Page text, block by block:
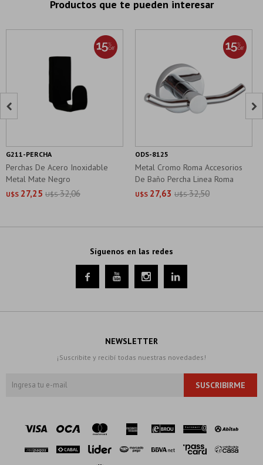
Productos que te pueden interesar
Perchas De Acero Inoxidable
Metal Mate Negro
U$S 27,25 U$S 32,06
G211-PERCHA
Metal Cromo Roma Accesorios
De Baño Percha Linea Roma
U$S 27,63 U$S 32,50
ODS-8125
 
Síguenos en las redes
   
NEWSLETTER
¡Suscribite y recibí todas nuestras novedades!
SUSCRIBIRME